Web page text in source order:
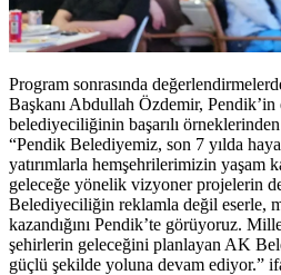
Program sonrasında
Başkanı Abdullah Özdemir, Pendik’in
belediyeciliğinin başarılı
“Pendik Belediyemiz, son 7 yılda
yatırımlarla hemşehrilerimizin yaşam
geleceğe yönelik vizyoner projelerin
Belediyeciliğin reklamla değil eserle,
kazandığını Pendik’te görüyoruz.
şehirlerin geleceğini planlayan AK
güçlü şekilde yoluna devam ediyor.”